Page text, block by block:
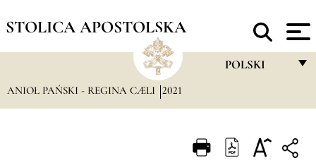
STOLICA APOSTOLSKA
POLSKI
ITALIANO
ANIOŁ PAŃSKI - REGINA CÆLI 2021